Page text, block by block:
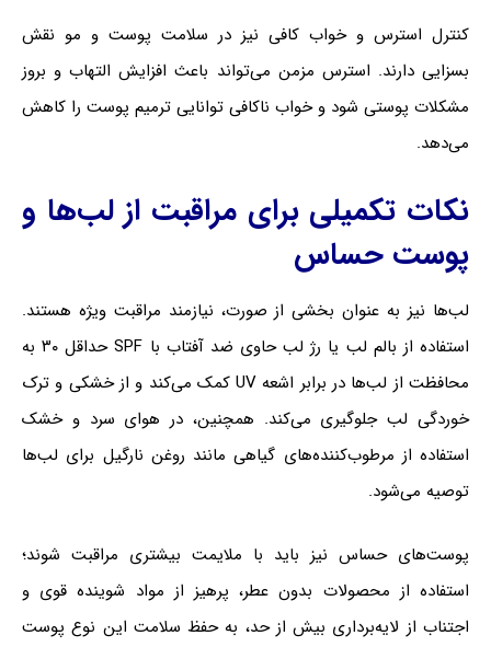
کنترل استرس و خواب کافی نیز در سلامت پوست و مو نقش
بسزایی دارند. استرس مزمن می‌تواند باعث افزایش التهاب و بروز
مشکلات پوستی شود و خواب ناکافی توانایی ترمیم پوست را کاهش
می‌دهد.
نکات تکمیلی برای مراقبت از لب‌ها و
پوست حساس
لب‌ها نیز به عنوان بخشی از صورت، نیازمند مراقبت ویژه هستند.
استفاده از بالم لب یا رژ لب حاوی ضد آفتاب با SPF حداقل ۳۰ به
محافظت از لب‌ها در برابر اشعه UV کمک می‌کند و از خشکی و ترک
خوردگی لب جلوگیری می‌کند. همچنین، در هوای سرد و خشک
استفاده از مرطوب‌کننده‌های گیاهی مانند روغن نارگیل برای لب‌ها
توصیه می‌شود.
پوست‌های حساس نیز باید با ملایمت بیشتری مراقبت شوند؛
استفاده از محصولات بدون عطر، پرهیز از مواد شوینده قوی و
اجتناب از لایه‌برداری بیش از حد، به حفظ سلامت این نوع پوست